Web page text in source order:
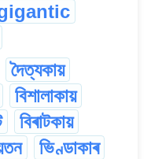
দৈত্যকায়
বিশালাকায়
বিৰাটকায়
ভিণ্ডাকাৰ